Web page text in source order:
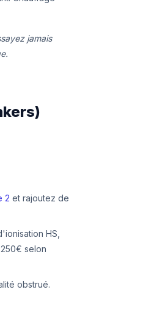
jamais
2 et rajoutez de
HS,
selon
obstrué.